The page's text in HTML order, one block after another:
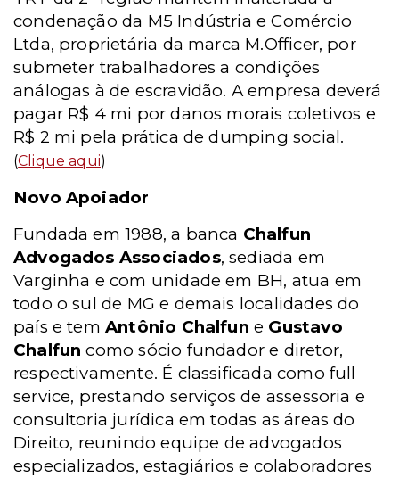
condenação da M5 Indústria e Comércio
Ltda, proprietária da marca M.Officer, por
submeter trabalhadores a condições
análogas à de escravidão. A empresa deverá
pagar R$ 4 mi por danos morais coletivos e
R$ 2 mi pela prática de dumping social.
(Clique aqui)
Novo Apoiador
Fundada em 1988, a banca Chalfun
Advogados Associados, sediada em
Varginha e com unidade em BH, atua em
todo o sul de MG e demais localidades do
país e temAntônio Chalfun e Gustavo
Chalfun como sócio fundador e diretor,
respectivamente. É classificada como full
service, prestando serviços de assessoria e
consultoria jurídica em todas as áreas do
Direito, reunindo equipe de advogados
especializados, estagiários e colaboradores